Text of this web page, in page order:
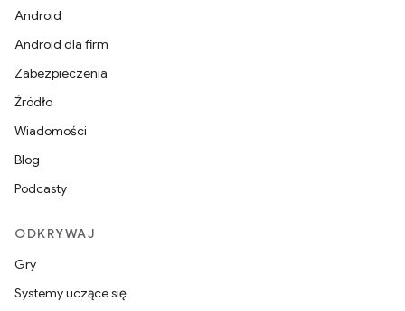
Android
Android dla firm
Zabezpieczenia
Źródło
Wiadomości
Blog
Podcasty
ODKRYWAJ
Gry
Systemy uczące się